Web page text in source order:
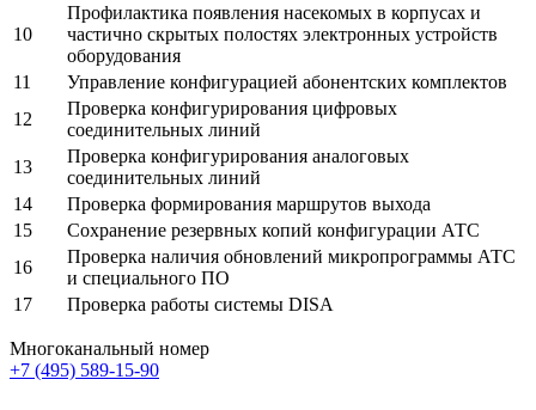
10
Профилактика появления насекомых в корпусах и
частично скрытых полостях электронных устройств
оборудования
11
Управление конфигурацией абонентских комплектов
12
Проверка конфигурирования цифровых
соединительных линий
13
Проверка конфигурирования аналоговых
соединительных линий
14
Проверка формирования маршрутов выхода
15
Сохранение резервных копий конфигурации АТС
16
Проверка наличия обновлений микропрограммы АТС
и специального ПО
17
Проверка работы системы DISA
Многоканальный номер
+7 (495) 589-15-90